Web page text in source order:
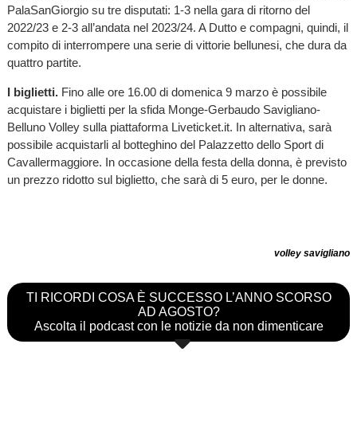
PalaSanGiorgio su tre disputati: 1-3 nella gara di ritorno del
2022/23 e 2-3 all’andata nel 2023/24. A Dutto e compagni, quindi, il
compito di interrompere una serie di vittorie bellunesi, che dura da
quattro partite.
I biglietti.Fino alle ore 16.00 di domenica 9 marzo è possibile
acquistare i biglietti per la sfida Monge-Gerbaudo Savigliano-
Belluno Volley sulla piattaforma Liveticket.it. In alternativa, sarà
possibile acquistarli al botteghino del Palazzetto dello Sport di
Cavallermaggiore. In occasione della festa della donna, è previsto
un prezzo ridotto sul biglietto, che sarà di 5 euro, per le donne.
volley savigliano
TI RICORDI COSA È SUCCESSO L’ANNO SCORSO
AD AGOSTO?
Ascolta il podcast con le notizie da non dimenticare